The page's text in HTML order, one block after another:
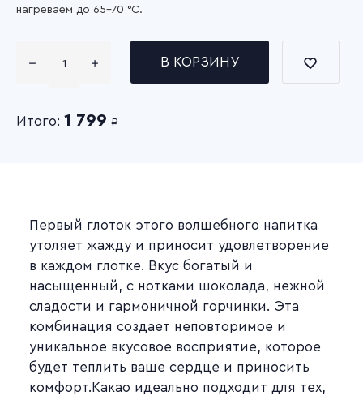
нагреваем до 65-70 °С.
В КОРЗИНУ
Итого: 1 799 ₽
Первый глоток этого волшебного напитка
утоляет жажду и приносит удовлетворение
в каждом глотке. Вкус богатый и
насыщенный, с нотками шоколада, нежной
сладости и гармоничной горчинки. Эта
комбинация создает неповторимое и
уникальное вкусовое восприятие, которое
будет теплить ваше сердце и приносить
комфорт.Какао идеально подходит для тех,